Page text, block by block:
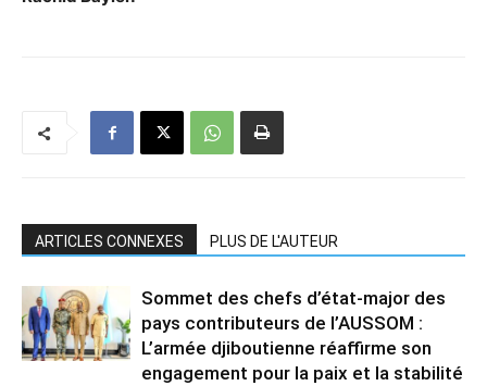
ARTICLES CONNEXES PLUS DE L'AUTEUR
Sommet des chefs d’état-major des
pays contributeurs de l’AUSSOM :
L’armée djiboutienne réaffirme son
engagement pour la paix et la stabilité